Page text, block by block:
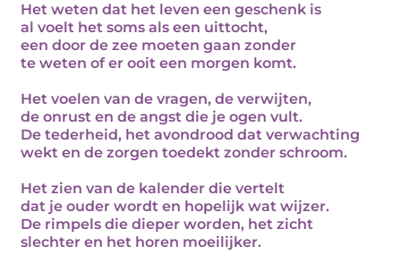
Het weten dat het leven een geschenk is
al voelt het soms als een uittocht,
een door de zee moeten gaan zonder
te weten of er ooit een morgen komt.
Het voelen van de vragen, de verwijten,
de onrust en de angst die je ogen vult.
De tederheid, het avondrood dat verwachting
wekt en de zorgen toedekt zonder schroom.
Het zien van de kalender die vertelt
dat je ouder wordt en hopelijk wat wijzer.
De rimpels die dieper worden, het zicht
slechter en het horen moeilijker.